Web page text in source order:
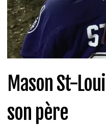
Mason St-
son père